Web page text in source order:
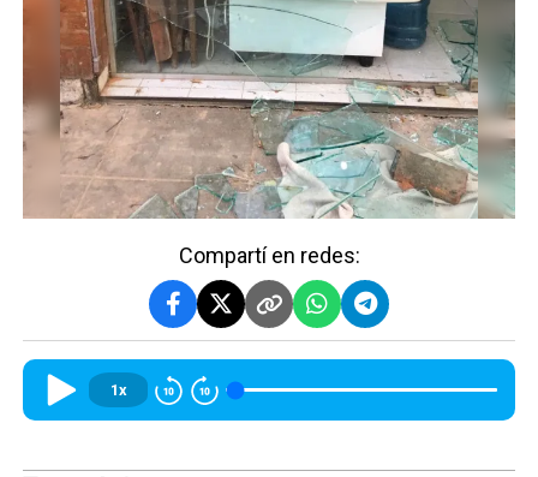
Compartí en redes:
1x